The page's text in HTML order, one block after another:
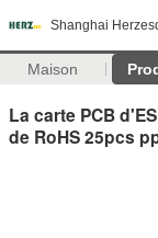
Shanghai
Maison
La carte PCB
de RoHS 25pcs